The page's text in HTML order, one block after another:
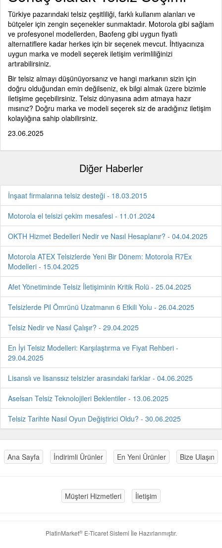
Türkiye pazarındaki telsiz çeşitliliği, farklı kullanım alanları ve
bütçeler için zengin seçenekler sunmaktadır. Motorola gibi sağlam
ve profesyonel modellerden, Baofeng gibi uygun fiyatlı
alternatiflere kadar herkes için bir seçenek mevcut. İhtiyacınıza
uygun marka ve modeli seçerek iletişim verimliliğinizi
artırabilirsiniz.
Bir telsiz almayı düşünüyorsanız ve hangi markanın sizin için
doğru olduğundan emin değilseniz, ek bilgi almak üzere bizimle
iletişime geçebilirsiniz. Telsiz dünyasına adım atmaya hazır
mısınız? Doğru marka ve modeli seçerek siz de aradığınız iletişim
kolaylığına sahip olabilirsiniz.
23.06.2025
Diğer Haberler
İnşaat firmalarına telsiz desteği - 18.03.2015
Motorola el telsizi çekim mesafesi - 11.01.2024
OKTH Hizmet Bedelleri Nedir ve Nasıl Hesaplanır? - 04.04.2025
Motorola ATEX Telsizlerde Yeni Bir Dönem: Motorola R7Ex
Modelleri - 15.04.2025
Afet Yönetiminde Telsiz İletişiminin Kritik Rolü - 25.04.2025
Telsizlerde Pil Ömrünü Uzatmanın 6 Etkili Yolu - 26.04.2025
Telsiz Nedir ve Nasıl Çalışır? - 29.04.2025
En İyi Telsiz Modelleri: Karşılaştırma ve Fiyat Rehberi -
29.04.2025
Lisanslı ve lisanssız telsizler arasındaki farklar - 04.06.2025
Aselsan Telsiz Teknolojileri Beklentiler - 13.06.2025
Telsiz Tarihte Nasıl Oyun Değiştirici Oldu? - 30.06.2025
Ana Sayfa İndirimli Ürünler En Yeni Ürünler Bize Ulaşın
Müşteri Hizmetleri İletişim
PlatinMarket®E-Ticaret Sistemi İle Hazırlanmıştır.